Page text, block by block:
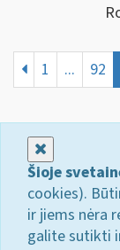
1 ... 92
Šioje
cookies).
ir jiems nėra
galite sutikti